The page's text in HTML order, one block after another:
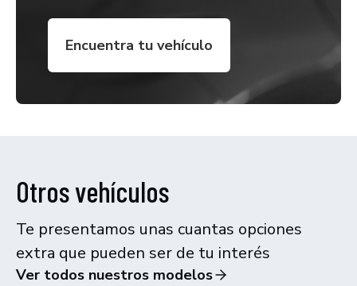
Encuentra tu vehículo
Otros vehículos
Te presentamos unas cuantas opciones
extra que pueden ser de tu interés
Ver todos nuestros modelos